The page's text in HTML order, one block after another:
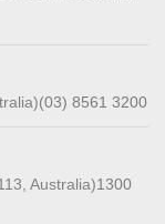
(03) 8561 3200
Australia)1300